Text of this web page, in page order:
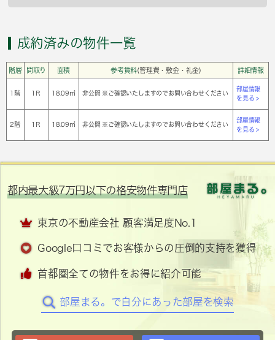
成約済みの物件一覧
階層 間取り 面積 参考賃料(管理費・敷金・礼金) 詳細情報
1階 1Ｒ 18.09㎡ 非公開 ※ご確認いたしますのでお問い合わせください
部屋情報
を見る >
2階 1Ｒ 18.09㎡ 非公開 ※ご確認いたしますのでお問い合わせください
部屋情報
を見る >
都内最大級7万円以下の格安物件専門店
東京の不動産会社 顧客満足度No.1
Google口コミでお客様からの圧倒的支持を獲得
首都圏全ての物件をお得に紹介可能
部屋まる。で自分にあった部屋を検索